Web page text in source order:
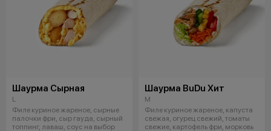
Шаурма Сырная
L
Филе куриное жареное, сырные
палочки фри, сыр гауда, сырный
топпинг, лаваш, соус на выбор
Шаурма BuDu Хит
M
Филе куриное жареное, капуста
свежая, огурец свежий, томаты
свежие, картофель фри, морковь